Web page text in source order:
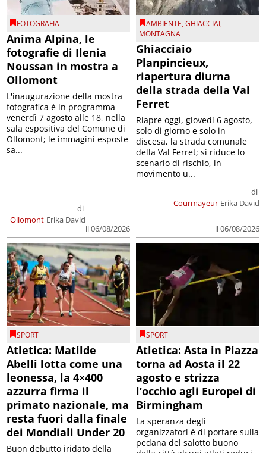
FOTOGRAFIA
Anima Alpina, le
fotografie di Ilenia
Noussan in mostra a
Ollomont
Ollomont
di
Erika David
il 06/08/2026
L'inaugurazione della mostra
fotografica è in programma
venerdì 7 agosto alle 18, nella
sala espositiva del Comune di
Ollomont; le immagini esposte
sa...
AMBIENTE,GHIACCIAI,
MONTAGNA
Ghiacciaio
Planpincieux,
riapertura diurna
della strada della Val
Ferret
Courmayeur
di
Erika David
il 06/08/2026
Riapre oggi, giovedì 6 agosto,
solo di giorno e solo in
discesa, la strada comunale
della Val Ferret; si riduce lo
scenario di rischio, in
movimento u...
SPORT
Atletica: Matilde
Abelli lotta come una
leonessa, la 4×400
azzurra firma il
primato nazionale, ma
resta fuori dalla finale
dei Mondiali Under 20
Buon debutto iridato della
SPORT
Atletica: Asta in Piazza
torna ad Aosta il 22
agosto e strizza
l’occhio agli Europei di
Birmingham
La speranza degli
organizzatori è di portare sulla
pedana del salotto buono